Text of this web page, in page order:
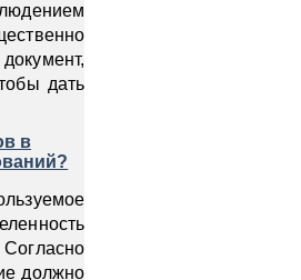
дать
в
Согласно
должно